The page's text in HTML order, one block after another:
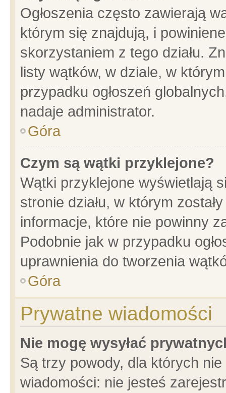
Ogłoszenia często zawierają
którym się znajdują, i
skorzystaniem z tego działu.
listy wątków, w dziale, w
przypadku ogłoszeń
nadaje administrator.
Góra
Czym są wątki przyklejone?
Wątki przyklejone wyświetlają
stronie działu, w którym
informacje, które nie powinny
Podobnie jak w przypadku
uprawnienia do tworzenia
Góra
Prywatne wiadomości
Nie mogę wysyłać
Są trzy powody, dla których
wiadomości: nie jesteś